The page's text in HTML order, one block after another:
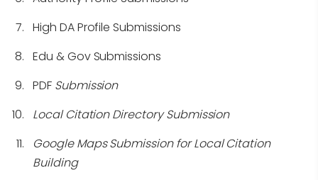
High DA Profile Submissions
Edu & Gov Submissions
PDF Submission
Local Citation Directory Submission
Google Maps Submission for Local Citation
Building